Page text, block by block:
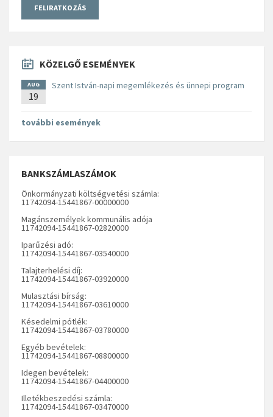
KÖZELGŐ ESEMÉNYEK
AUG
19
Szent István-napi megemlékezés és ünnepi program
további események
BANKSZÁMLASZÁMOK
Önkormányzati költségvetési számla:
11742094-15441867-00000000
Magánszemélyek kommunális adója
11742094-15441867-02820000
Iparűzési adó:
11742094-15441867-03540000
Talajterhelési díj:
11742094-15441867-03920000
Mulasztási bírság:
11742094-15441867-03610000
Késedelmi pótlék:
11742094-15441867-03780000
Egyéb bevételek:
11742094-15441867-08800000
Idegen bevételek:
11742094-15441867-04400000
Illetékbeszedési számla:
11742094-15441867-03470000